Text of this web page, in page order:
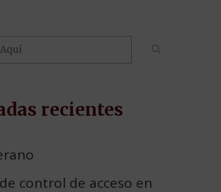
recientes
control de acceso en